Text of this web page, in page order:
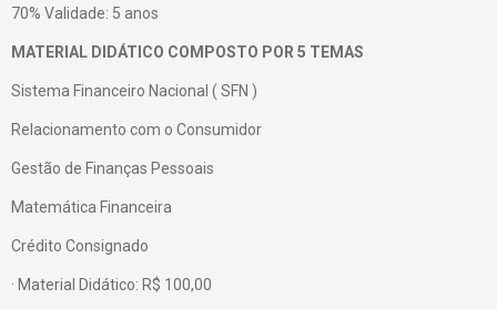
70% Validade: 5 anos
MATERIAL DIDÁTICO COMPOSTO POR 5 TEMAS
Sistema Financeiro Nacional ( SFN )
Relacionamento com o Consumidor
Gestão de Finanças Pessoais
Matemática Financeira
Crédito Consignado
· Material Didático: R$ 100,00